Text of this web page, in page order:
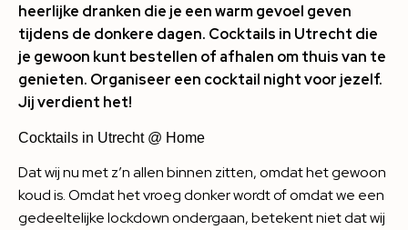
heerlijke dranken die je een warm gevoel geven
tijdens de donkere dagen. Cocktails in Utrecht die
je gewoon kunt bestellen of afhalen om thuis van te
genieten. Organiseer een cocktail night voor jezelf.
Jij verdient het!
Cocktails in Utrecht @ Home
Dat wij nu met z’n allen binnen zitten, omdat het gewoon
koud is. Omdat het vroeg donker wordt of omdat we een
gedeeltelijke lockdown ondergaan, betekent niet dat wij